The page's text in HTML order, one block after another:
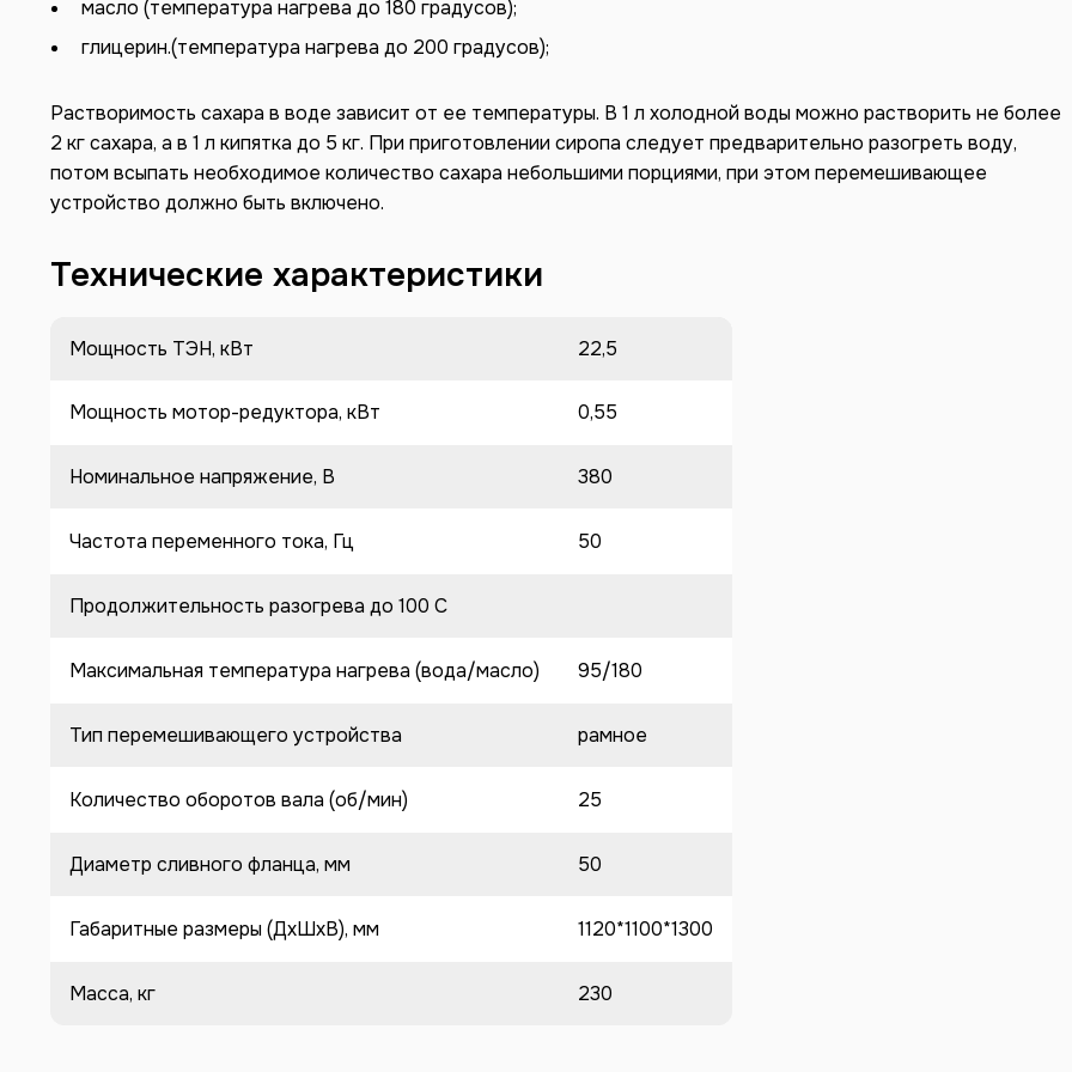
масло (температура нагрева до 180 градусов);
глицерин.(температура нагрева до 200 градусов);
Растворимость сахара в воде зависит от ее температуры. В 1 л холодной воды можно растворить не более
2 кг сахара, а в 1 л кипятка до 5 кг. При приготовлении сиропа следует предварительно разогреть воду,
потом всыпать необходимое количество сахара небольшими порциями, при этом перемешивающее
устройство должно быть включено.
Технические характеристики
Мощность ТЭН, кВт 22,5
Мощность мотор-редуктора, кВт 0,55
Номинальное напряжение, В 380
Частота переменного тока, Гц 50
Продолжительность разогрева до 100 C
Максимальная температура нагрева (вода/масло) 95/180
Тип перемешивающего устройства рамное
Количество оборотов вала (об/мин) 25
Диаметр сливного фланца, мм 50
Габаритные размеры (ДхШхВ), мм 1120*1100*1300
Масса, кг 230